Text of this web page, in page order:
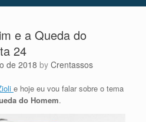
e a Queda do
24
de 2018 by Crentassos
e hoje eu vou falar sobre o tema
do Homem.